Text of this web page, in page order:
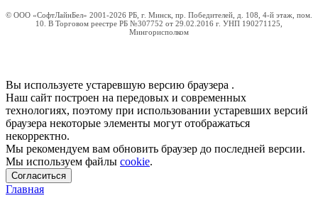
© ООО «СофтЛайнБел» 2001-2026 РБ, г. Минск, пр. Победителей, д. 108, 4-й этаж, пом.
10. В Торговом реестре РБ №307752 от 29.02.2016 г. УНП 190271125,
Мингорисполком
Вы используете устаревшую версию браузера .
Наш сайт построен на передовых и современных
технологиях, поэтому при использовании устаревших версий
браузера некоторые элементы могут отображаться
некорректно.
Мы рекомендуем вам обновить браузер до последней версии.
Мы используем файлы cookie.
Согласиться
Главная